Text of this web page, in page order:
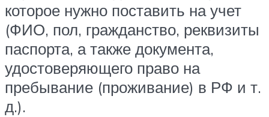
которое нужно поставить на учет
(ФИО, пол, гражданство, реквизиты
паспорта, а также документа,
удостоверяющего право на
пребывание (проживание) в РФ и т.
д.).